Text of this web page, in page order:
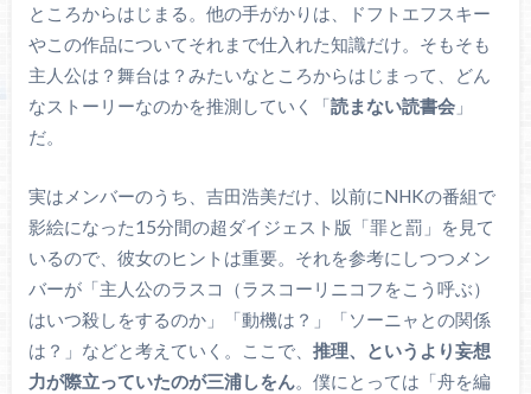
ところからはじまる。他の手がかりは、ドフトエフスキー
やこの作品についてそれまで仕入れた知識だけ。そもそも
主人公は？舞台は？みたいなところからはじまって、どん
なストーリーなのかを推測していく「読まない読書会」
だ。
実はメンバーのうち、吉田浩美だけ、以前にNHKの番組で
影絵になった15分間の超ダイジェスト版「罪と罰」を見て
いるので、彼女のヒントは重要。それを参考にしつつメン
バーが「主人公のラスコ（ラスコーリニコフをこう呼ぶ）
はいつ殺しをするのか」「動機は？」「ソーニャとの関係
は？」などと考えていく。ここで、 推理、というより妄想
力が際立っていたのが三浦しをん。僕にとっては「舟を編